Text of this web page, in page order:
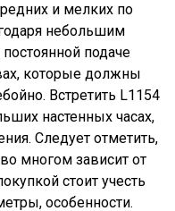
и мелких по
небольшим
подаче
которые должны
Встретить L1154
настенных часах,
Следует отметить,
многом зависит от
стоит учесть
особенности.